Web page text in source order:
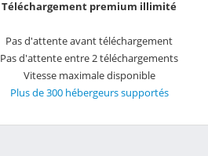
Téléchargement premium illimité
Pas d'attente avant téléchargement
Pas d'attente entre 2 téléchargements
Vitesse maximale disponible
Plus de 300 hébergeurs supportés